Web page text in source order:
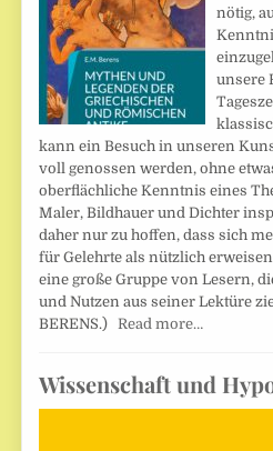
nötig,
unsere
kann ein Besuch in unseren
voll genossen werden, ohne
oberflächliche Kenntnis eines
Maler, Bildhauer und Dichter
daher nur zu hoffen, dass sich
für Gelehrte als nützlich
eine große Gruppe von Lesern,
und Nutzen aus seiner Lektüre
BERENS.) Read more…
Wissenschaft und